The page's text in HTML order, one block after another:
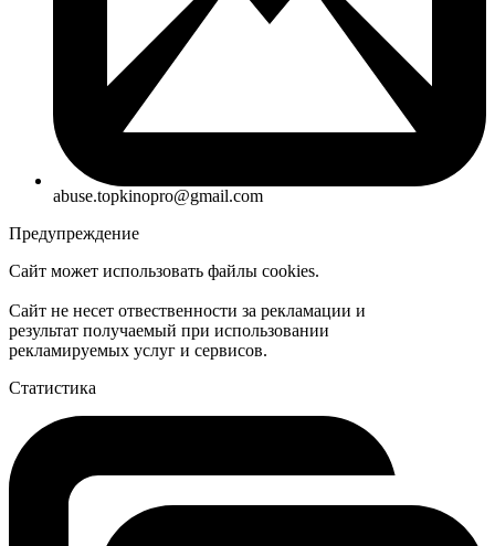
abuse.topkinopro@gmail.com
Предупреждение
Сайт может использовать файлы cookies.
Сайт не несет отвественности за рекламации и
результат получаемый при использовании
рекламируемых услуг и сервисов.
Статистика